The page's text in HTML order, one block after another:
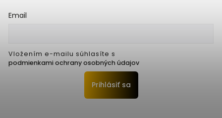
Email
Vložením e-mailu súhlasíte s
podmienkami ochrany osobných údajov
Prihlásiť sa